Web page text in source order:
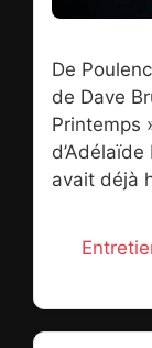
De
de Dave
Printemps
avait déjà
symbiose
éventail